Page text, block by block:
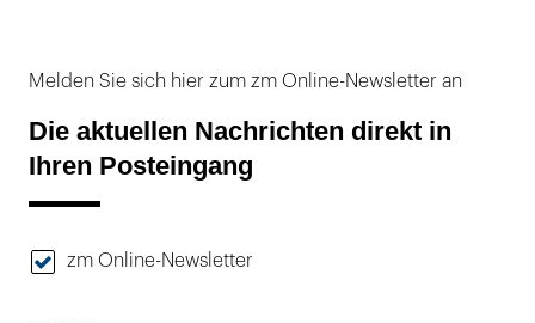
Melden Sie sich hier zum zm Online-Newsletter an
Die aktuellen Nachrichten direkt in
Ihren Posteingang
zm Online-Newsletter